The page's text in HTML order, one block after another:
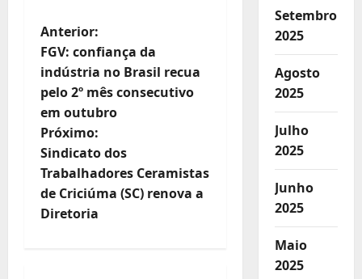
N
a
v
e
g
a
ç
ã
Anterior:
FGV: confiança da
indústria no Brasil recua
pelo 2º mês consecutivo
em outubro
Próximo:
Sindicato dos
Trabalhadores Ceramistas
de Criciúma (SC) renova a
Diretoria
Setembro
2025
Agosto
2025
Julho
2025
Junho
2025
Maio
2025